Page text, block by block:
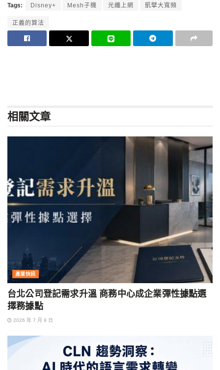
Tags: Disney+ Mesh子機 光纖上網 凱擘大寬頻
正義的算法
相關文章
產業快訊
台北公司登記需求升溫 商務中心成企業彈性據點選
擇務據點
2026 年 7 月 9 日